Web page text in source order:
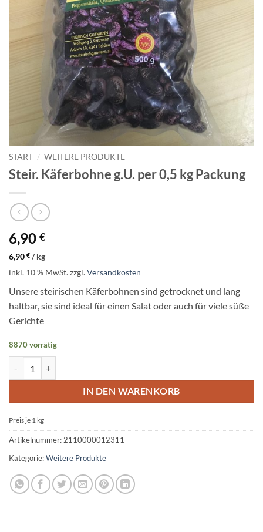
START / WEITERE PRODUKTE
Steir. Käferbohne g.U. per 0,5 kg Packung
6,90 €
6,90 € /kg
inkl. 10 % MwSt.zzgl.Versandkosten
Unsere steirischen Käferbohnen sind getrocknet und lang
haltbar, sie sind ideal für einen Salat oder auch für viele süße
Gerichte
8870 vorrätig
IN DEN WARENKORB
Preis je 1 kg
Artikelnummer:2110000012311
Kategorie:Weitere Produkte